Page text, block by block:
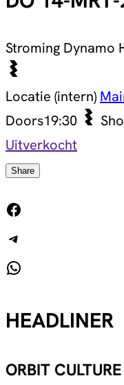
Stroming Dynamo
Locatie (intern)
Doors19:30
Uitverkocht
Share
HEADLINER
ORBIT CULTURE